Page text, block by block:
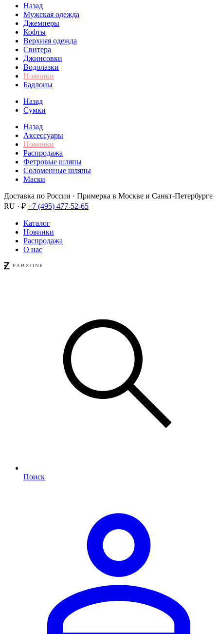
Назад
Мужская одежда
Джемперы
Кофты
Верхняя одежда
Свитера
Джинсовки
Водолазки
Новинки
Бадлоны
Назад
Сумки
Назад
Аксессуары
Новинки
Распродажа
Фетровые шляпы
Соломенные шляпы
Маски
Доставка по России · Примерка в Москве и Санкт-Петербурге
RU · ₽ +7 (495) 477-52-65
Каталог
Новинки
Распродажа
О нас
Поиск